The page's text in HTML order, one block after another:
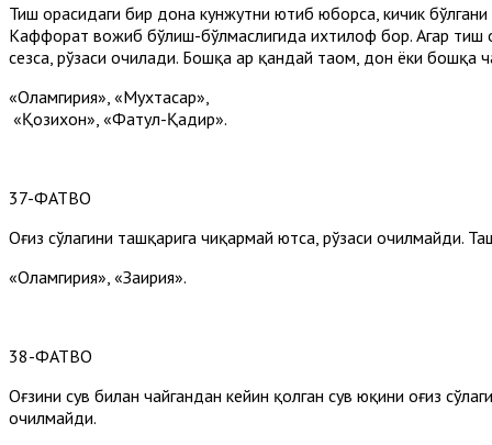
Тиш орасидаги бир дона кунжутни ютиб юборса, кичик
Каффорат вожиб бўлиш-бўлмаслигида ихтилоф бор. Агар тиш
сезса, рўзаси очилади. Бошқа ҳар қандай таом, дон ёки бошқа
«Оламгирия», «Мухтасар»,
«Қозихон», «Фатҳул-Қадир».
37-ФАТВО
Оғиз сўлагини ташқарига чиқармай ютса, рўзаси очилмайди.
«Оламгирия», «Заҳирия».
38-ФАТВО
Оғзини сув билан чайгандан кейин қолган сув юқини оғиз
очилмайди.